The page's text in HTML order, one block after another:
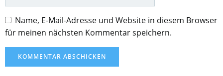
Name, E-Mail-Adresse und Website in diesem Browser
für meinen nächsten Kommentar speichern.